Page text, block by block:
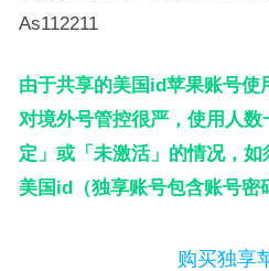
As112211
由于共享的美国id苹果账号使
对境外号管控很严，使用人
定」或「未激活」的情况，
美国id（独享账号包含账号密
购买独享